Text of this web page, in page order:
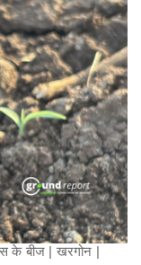
के बीज | खरगोन |